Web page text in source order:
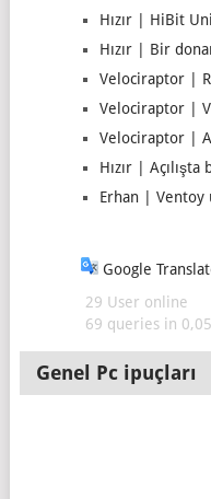
Hızır | HiBit
Hızır | Bir
Velociraptor |
Velociraptor |
Velociraptor |
Hızır |
Erhan | Ventoy
Google
29 User online
69 queries in
Genel Pc ipuçları